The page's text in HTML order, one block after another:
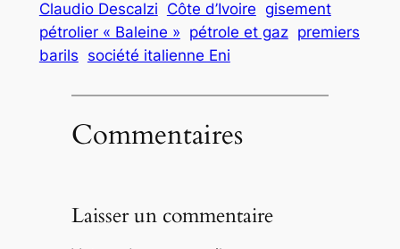
Claudio Descalzi Côte d’Ivoire gisement
pétrolier « Baleine » pétrole et gaz premiers
barils société italienne Eni
Commentaires
Laisser un commentaire